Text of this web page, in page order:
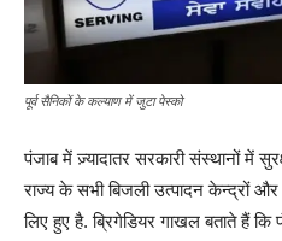
पूर्व सैनिकों के कल्याण में जुटा पेस्को
पंजाब में ज़्यादातर सरकारी संस्थानों में
राज्य के सभी बिजली उत्पादन केन्द्रों और
लिए हुए है. ब्रिगेडियर गाखल बताते हैं